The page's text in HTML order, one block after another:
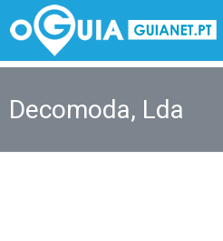
Decomoda, Lda